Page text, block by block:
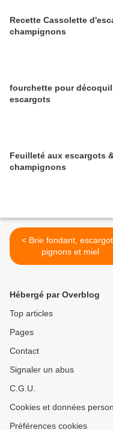
Recette Cassolette
champignons
fourchette pour
escargots
Feuilleté aux escargots
champignons
< Brie fondant, escargots,
pignons et miel
Hébergé par Overblog
Top articles
Pages
Contact
Signaler un abus
C.G.U.
Cookies et données
Préférences cookies